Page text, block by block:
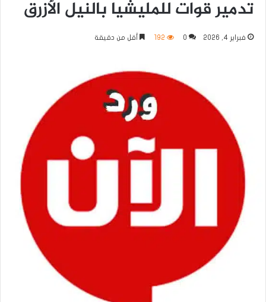
تدمير قوات للمليشيا بالنيل الأزرق
فبراير 4, 2026 0
192 أقل من دقيقة